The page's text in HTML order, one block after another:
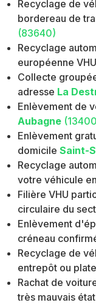
Recyclage de
bordereau de
(83640)
Recyclage
européenne VHU
Collecte
adresse La
Enlèvement de
Aubagne
Enlèvement
domicile Saint-
Recyclage
votre véhicule
Filière VHU
circulaire du
Enlèvement
créneau
Recyclage de
entrepôt ou
Rachat de
très mauvais état